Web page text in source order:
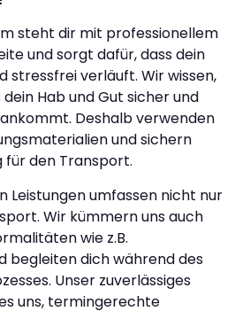
steht dir mit professionellem
und sorgt dafür, dass dein
stressfrei verläuft. Wir wissen,
Hab und Gut sicher und
Deshalb verwenden
und sichern
für den Transport.
Leistungen umfassen nicht nur
Wir kümmern uns auch
wie z.B.
begleiten dich während des
Unser zuverlässiges
uns, termingerechte